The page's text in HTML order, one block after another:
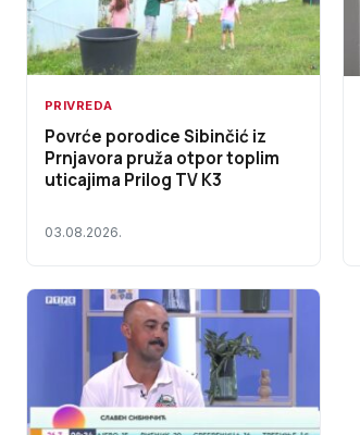
PRIVREDA
Povrće porodice Sibinčić iz
Prnjavora pruža otpor toplim
uticajima Prilog TV K3
03.08.2026.